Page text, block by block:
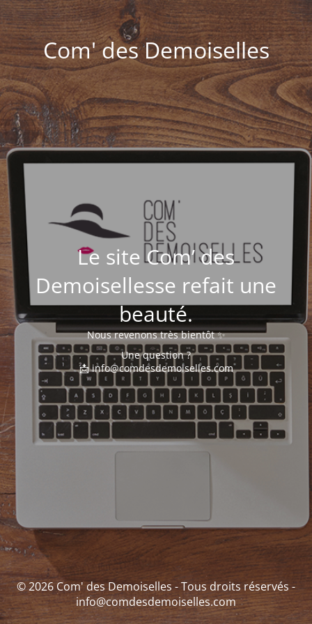
Com' des Demoiselles
Le site Com’ des
Demoisellesse refait une
beauté.
Nous revenons très bientôt ✨
Une question ?
📩 info@comdesdemoiselles.com
© 2026 Com' des Demoiselles - Tous droits réservés -
info@comdesdemoiselles.com